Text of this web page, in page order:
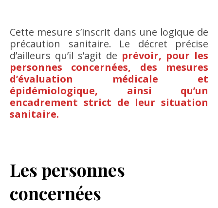
Cette mesure s’inscrit dans une logique de
précaution sanitaire. Le décret précise
d’ailleurs qu’il s’agit de prévoir, pour les
personnes concernées, des mesures
d’évaluation médicale et
épidémiologique, ainsi qu’un
encadrement strict de leur situation
sanitaire.
Les personnes
concernées